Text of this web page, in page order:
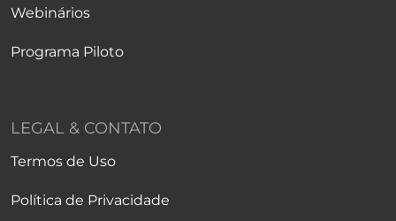
Webinários
Programa Piloto
LEGAL & CONTATO
Termos de Uso
Política de Privacidade